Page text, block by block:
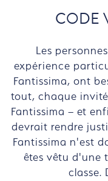
CODE
Les
expérience
Fantissima, ont
tout, chaque
Fantissima – et
devrait rendre
Fantissima n'est
êtes vêtu d'une
classe.